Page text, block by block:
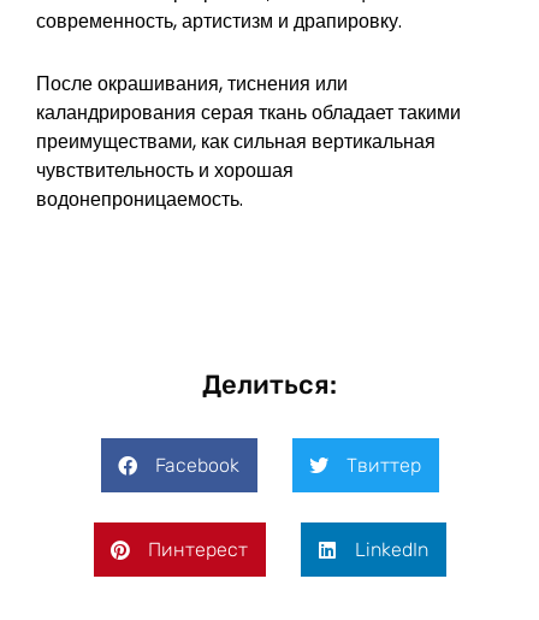
современность, артистизм и драпировку.
После окрашивания, тиснения или
каландрирования серая ткань обладает такими
преимуществами, как сильная вертикальная
чувствительность и хорошая
водонепроницаемость.
Делиться:
Facebook Твиттер
Пинтерест LinkedIn